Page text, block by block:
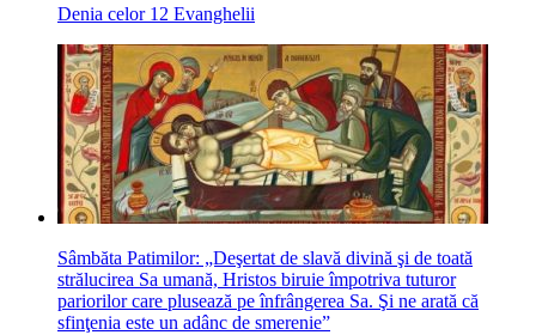
Denia celor 12 Evanghelii
Sâmbăta Patimilor: „Deşertat de slavă divină şi de toată
strălucirea Sa umană, Hristos biruie împotriva tuturor
pariorilor care plusează pe înfrângerea Sa. Şi ne arată că
sfinţenia este un adânc de smerenie”